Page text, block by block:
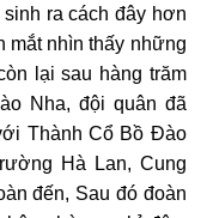
ra cách đây hơn
mắt nhìn thấy những
lại sau hàng trăm
Nha, đội quân đã
Thành Cổ Bồ Đào
Hà Lan, Cung
đến, Sau đó đoàn